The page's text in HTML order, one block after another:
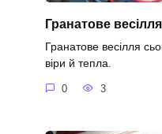
Гранатове
Гранатове весілля
віри й тепла.
0 3